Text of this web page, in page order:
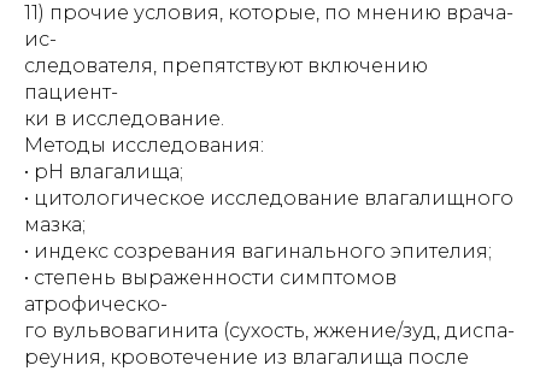
11) прочие условия, которые, по мнению врача-
ис-
следователя, препятствуют включению
пациент-
ки в исследование.
Методы исследования:
• pH влагалища;
• цитологическое исследование влагалищного
мазка;
• индекс созревания вагинального эпителия;
• степень выраженности симптомов
атрофическо-
го вульвовагинита (сухость, жжение/зуд, диспа-
реуния, кровотечение из влагалища после